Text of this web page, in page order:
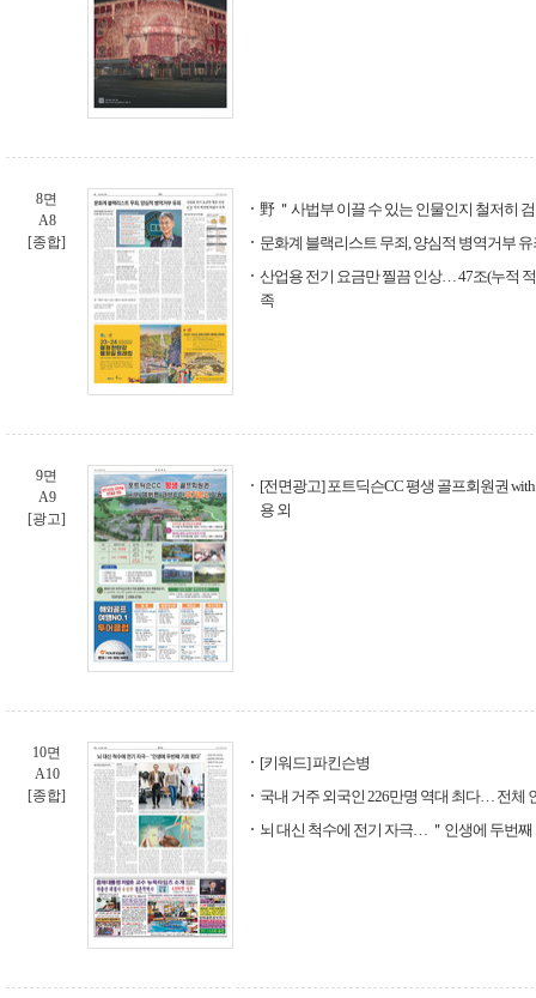
8면
A8
[종합]
野 ＂사법부 이끌 수 있는 인물인지 철저히
문화계 블랙리스트 무죄, 양심적 병역거부 유
산업용 전기 요금만 찔끔 인상… 47조(누적
족
9면
A9
[광고]
[전면광고] 포트딕슨CC 평생 골프회원권
용 외
10면
A10
[종합]
[키워드] 파킨슨병
국내 거주 외국인 226만명 역대 최다… 전체
뇌 대신 척수에 전기 자극… ＂인생에 두번째